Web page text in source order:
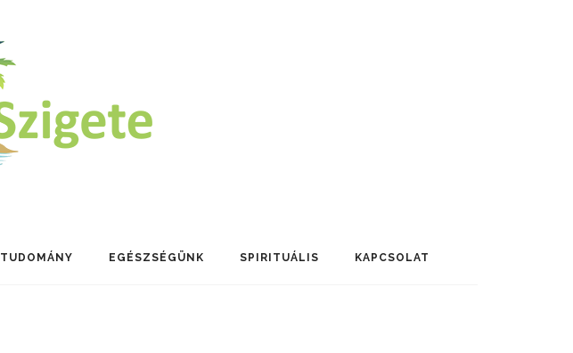
TUDOMÁNY EGÉSZSÉGÜNK SPIRITUÁLIS KAPCSOLAT